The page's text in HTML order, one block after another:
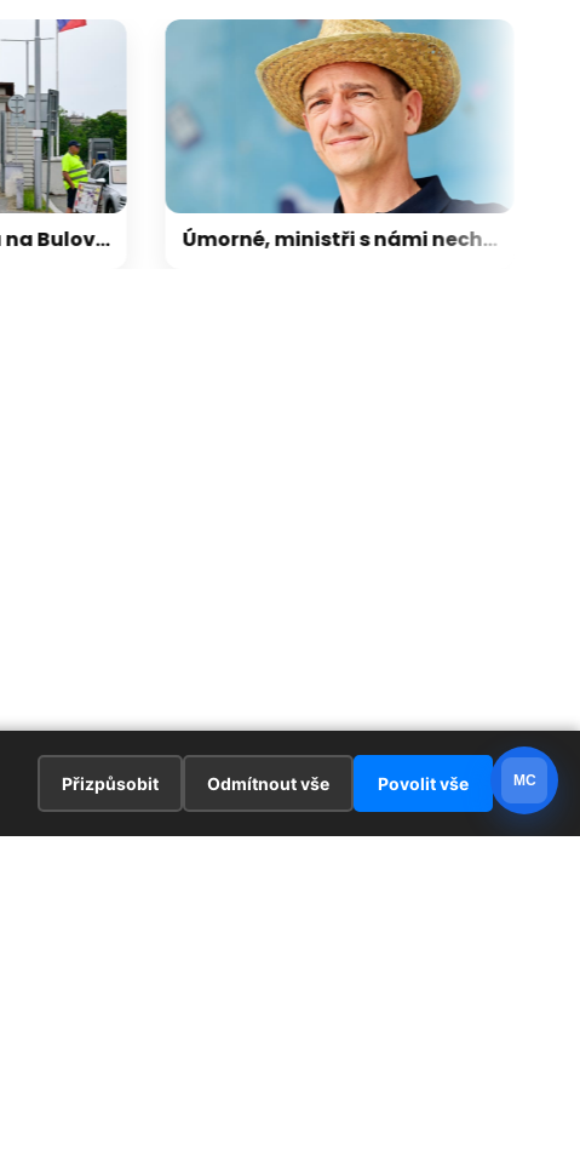
Aféra za 160 milionů na Bulovce: Kvůli nákupu urychlovačů čelí obžalobě pět lidí Úmorné, ministři s námi nechodí do debat, popsal Grolich situaci v opozici. Chystá velký krok
Přizpůsobit Odmítnout vše Povolit vše MC